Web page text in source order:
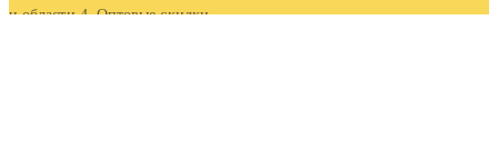
и области 4. Оптовые скидки.